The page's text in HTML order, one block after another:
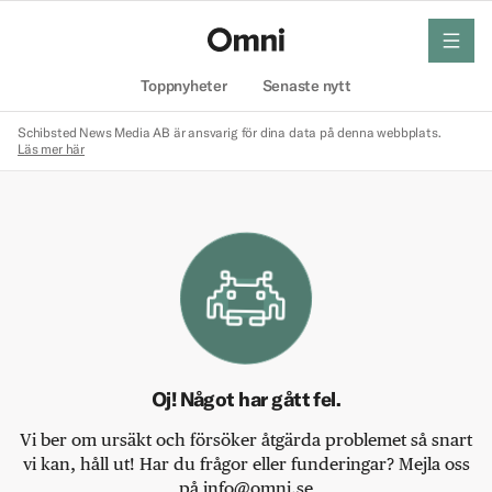
Toppnyheter Senaste nytt
meny
Schibsted News Media AB är ansvarig för dina data på denna webbplats.
Läs mer här
Oj! Något har gått fel.
Vi ber om ursäkt och försöker åtgärda problemet så snart
vi kan, håll ut! Har du frågor eller funderingar? Mejla oss